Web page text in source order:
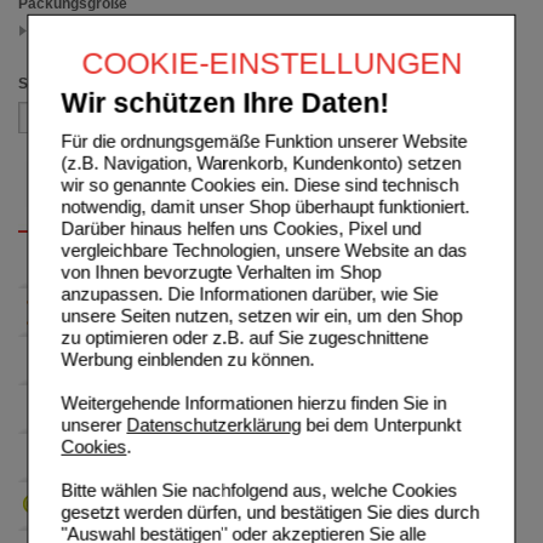
COOKIE-EINSTELLUNGEN
Wir schützen Ihre Daten!
Für die ordnungsgemäße Funktion unserer Website
(z.B. Navigation, Warenkorb, Kundenkonto) setzen
wir so genannte Cookies ein. Diese sind technisch
notwendig, damit unser Shop überhaupt funktioniert.
Darüber hinaus helfen uns Cookies, Pixel und
vergleichbare Technologien, unsere Website an das
von Ihnen bevorzugte Verhalten im Shop
anzupassen. Die Informationen darüber, wie Sie
unsere Seiten nutzen, setzen wir ein, um den Shop
zu optimieren oder z.B. auf Sie zugeschnittene
Werbung einblenden zu können.
Weitergehende Informationen hierzu finden Sie in
unserer Datenschutzerklärungbei dem Unterpunkt
Cookies.
Bitte wählen Sie nachfolgend aus, welche Cookies
gesetzt werden dürfen, und bestätigen Sie dies durch
"Auswahl bestätigen" oder akzeptieren Sie alle
Packungsgröße
Sortieren nach